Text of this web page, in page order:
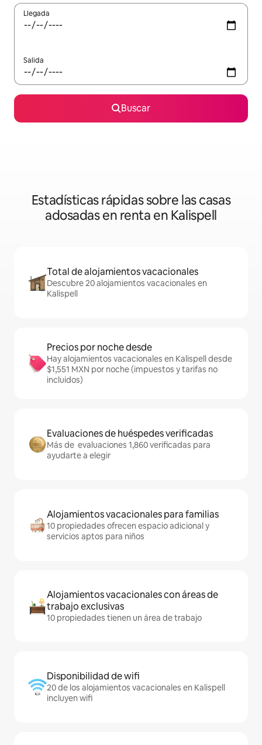
Llegada
Salida
Buscar
Estadísticas rápidas sobre las casas
adosadas en renta en Kalispell
Total de alojamientos vacacionales
Descubre 20 alojamientos vacacionales en
Kalispell
Precios por noche desde
Hay alojamientos vacacionales en Kalispell desde
$1,551 MXN por noche (impuestos y tarifas no
incluidos)
Evaluaciones de huéspedes verificadas
Más de evaluaciones 1,860 verificadas para
ayudarte a elegir
Alojamientos vacacionales para familias
10 propiedades ofrecen espacio adicional y
servicios aptos para niños
Alojamientos vacacionales con áreas de
trabajo exclusivas
10 propiedades tienen un área de trabajo
Disponibilidad de wifi
20 de los alojamientos vacacionales en Kalispell
incluyen wifi